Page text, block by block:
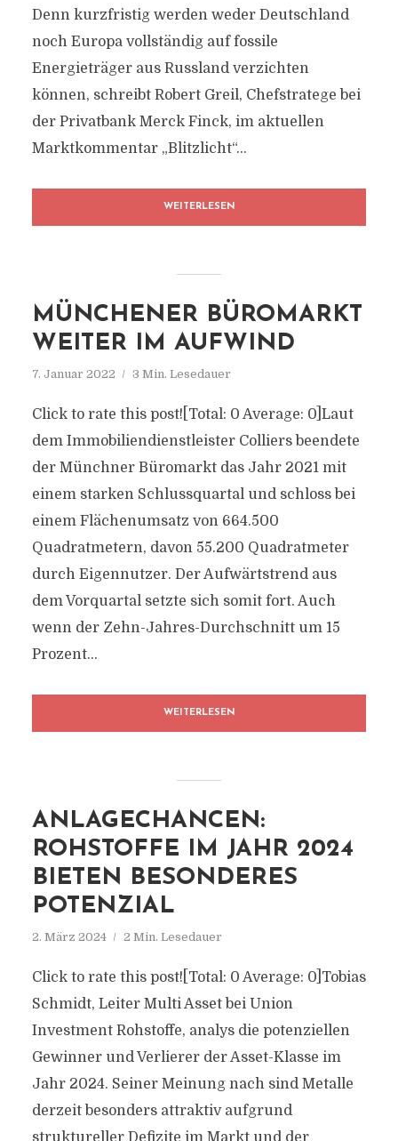
Denn kurzfristig werden weder Deutschland
noch Europa vollständig auf fossile
Energieträger aus Russland verzichten
können, schreibt Robert Greil, Chefstratege bei
der Privatbank Merck Finck, im aktuellen
Marktkommentar „Blitzlicht“...
WEITERLESEN
MÜNCHENER BÜROMARKT
WEITER IM AUFWIND
7. Januar 2022 3 Min. Lesedauer
Click to rate this post![Total: 0 Average: 0]Laut
dem Immobiliendienstleister Colliers beendete
der Münchner Büromarkt das Jahr 2021 mit
einem starken Schlussquartal und schloss bei
einem Flächenumsatz von 664.500
Quadratmetern, davon 55.200 Quadratmeter
durch Eigennutzer. Der Aufwärtstrend aus
dem Vorquartal setzte sich somit fort. Auch
wenn der Zehn-Jahres-Durchschnitt um 15
Prozent...
WEITERLESEN
ANLAGECHANCEN:
ROHSTOFFE IM JAHR 2024
BIETEN BESONDERES
POTENZIAL
2. März 2024 2 Min. Lesedauer
Click to rate this post![Total: 0 Average: 0]Tobias
Schmidt, Leiter Multi Asset bei Union
Investment Rohstoffe, analys die potenziellen
Gewinner und Verlierer der Asset-Klasse im
Jahr 2024. Seiner Meinung nach sind Metalle
derzeit besonders attraktiv aufgrund
struktureller Defizite im Markt und der